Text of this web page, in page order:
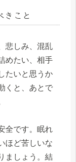
きこと
悲しみ、混乱
めたい、相手
たいと思うか
くと、あとで
全です。眠れ
ほど苦しいな
ましょう。結